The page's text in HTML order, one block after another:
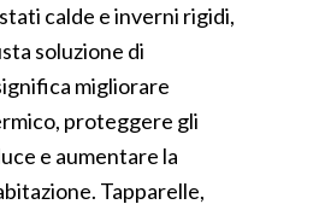
calde e inverni rigidi,
soluzione di
migliorare
proteggere gli
e aumentare la
Tapparelle,